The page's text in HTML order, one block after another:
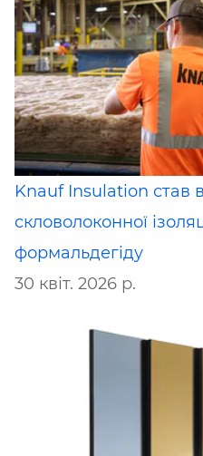
Knauf Insulation став
скловолоконної
формальдегіду
30 квіт. 2026 р.